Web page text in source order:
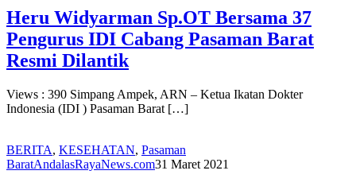
Heru Widyarman Sp.OT Bersama 37
Pengurus IDI Cabang Pasaman Barat
Resmi Dilantik
Views : 390 Simpang Ampek, ARN – Ketua Ikatan Dokter
Indonesia (IDI ) Pasaman Barat […]
BERITA, KESEHATAN, Pasaman
BaratAndalasRayaNews.com31 Maret 2021